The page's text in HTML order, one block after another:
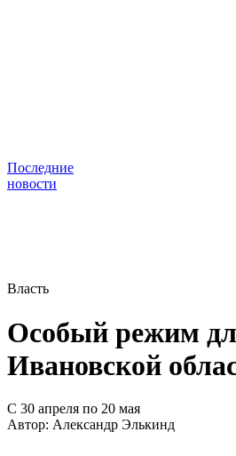
Последние
новости
Власть
Особый режим
Ивановской
С 30 апреля по 20 мая
Автор: Александр Элькинд